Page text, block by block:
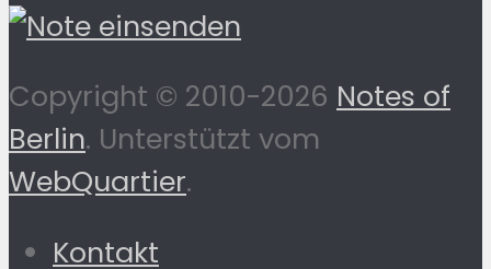
Copyright © 2010-2026 Notes of
Berlin. Unterstützt vom
WebQuartier.
Kontakt